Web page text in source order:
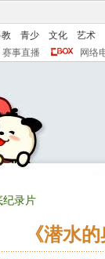
青少 文化
艺术
赛事直播 网络
纪录片
《潜水